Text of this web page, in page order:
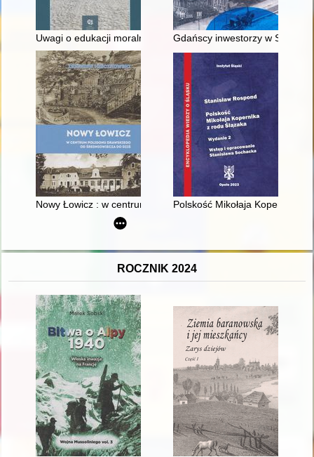
Uwagi o edukacji moralnej synów szlacheckich w XVI-
Gdańscy inwestorzy w
Nowy Łowicz : w centrum poligonu drawskiego od
Polskość Mikołaja Kopernika z
ROCZNIK 2024